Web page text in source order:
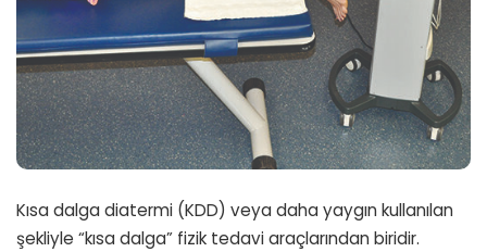
Kısa dalga diatermi (KDD) veya daha yaygın kullanılan
şekliyle “kısa dalga” fizik tedavi araçlarından biridir.